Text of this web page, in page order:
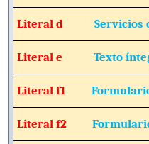
Literal d Servicios
Literal e Texto
Literal f1
Literal f2